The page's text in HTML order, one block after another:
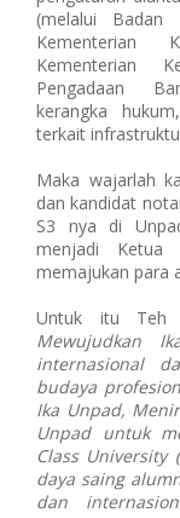
(melalui Badan
Kementerian
Kementerian
Pengadaan
kerangka
terkait
Maka wajarlah
dan kandidat
S3 nya di
menjadi
memajukan para
Untuk itu Teh
Mewujudkan
internasional
budaya
Ika Unpad,
Unpad untuk
Class University
daya saing
dan